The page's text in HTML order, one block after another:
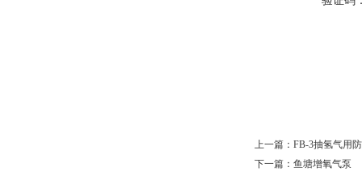
上一篇： FB-3抽氢气用
下一篇： 鱼塘增氧气泵